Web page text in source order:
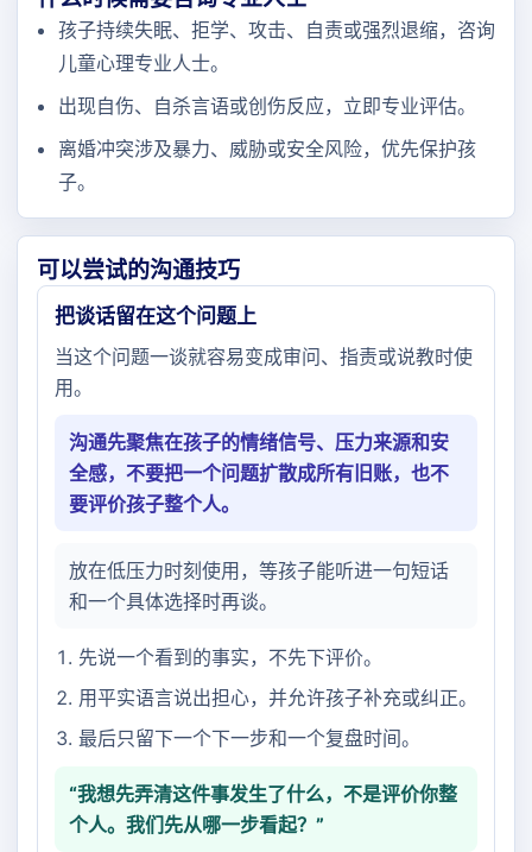
孩子持续失眠、拒学、攻击、自责或强烈退缩，咨询
儿童心理专业人士。
出现自伤、自杀言语或创伤反应，立即专业评估。
离婚冲突涉及暴力、威胁或安全风险，优先保护孩
子。
可以尝试的沟通技巧
把谈话留在这个问题上
当这个问题一谈就容易变成审问、指责或说教时使
用。
沟通先聚焦在孩子的情绪信号、压力来源和安
全感，不要把一个问题扩散成所有旧账，也不
要评价孩子整个人。
放在低压力时刻使用，等孩子能听进一句短话
和一个具体选择时再谈。
先说一个看到的事实，不先下评价。
用平实语言说出担心，并允许孩子补充或纠正。
最后只留下一个下一步和一个复盘时间。
“我想先弄清这件事发生了什么，不是评价你整
个人。我们先从哪一步看起？”